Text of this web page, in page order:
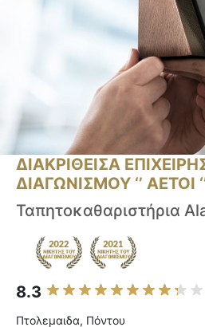
ΔΙΑΚΡΙΘΕΙΣΑ
ΔΙΑΓΩΝΙΣΜΟΥ ‘’ ΑΕΤΟΙ
Ταπητοκαθαριστήρια
8.3
Πτολεμαιδα, Πόντου